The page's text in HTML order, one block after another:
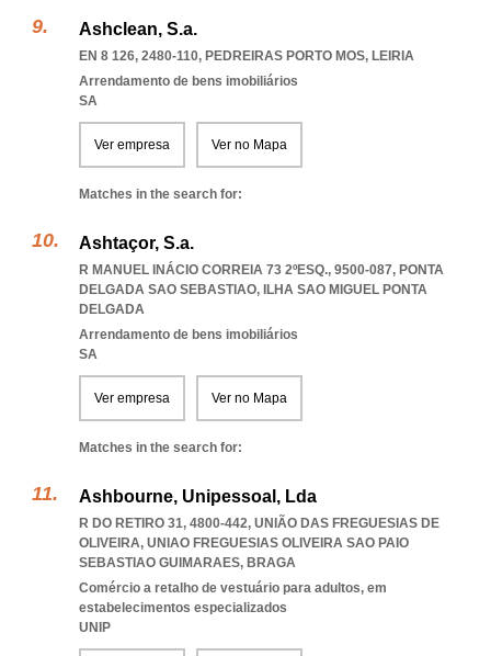
Ashclean, S.a.
EN 8 126, 2480-110, PEDREIRAS PORTO MOS, LEIRIA
Arrendamento de bens imobiliários
SA
Ver empresa Ver no Mapa
Matches in the search for:
Ashtaçor, S.a.
R MANUEL INÁCIO CORREIA 73 2ºESQ., 9500-087, PONTA
DELGADA SAO SEBASTIAO, ILHA SAO MIGUEL PONTA
DELGADA
Arrendamento de bens imobiliários
SA
Ver empresa Ver no Mapa
Matches in the search for:
Ashbourne, Unipessoal, Lda
R DO RETIRO 31, 4800-442, UNIÃO DAS FREGUESIAS DE
OLIVEIRA, UNIAO FREGUESIAS OLIVEIRA SAO PAIO
SEBASTIAO GUIMARAES, BRAGA
Comércio a retalho de vestuário para adultos, em
estabelecimentos especializados
UNIP